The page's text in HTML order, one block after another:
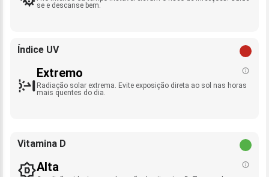
se e descanse bem.
Índice UV
Extremo
Radiação solar extrema. Evite exposição direta ao sol nas horas
mais quentes do dia.
Vitamina D
Alta